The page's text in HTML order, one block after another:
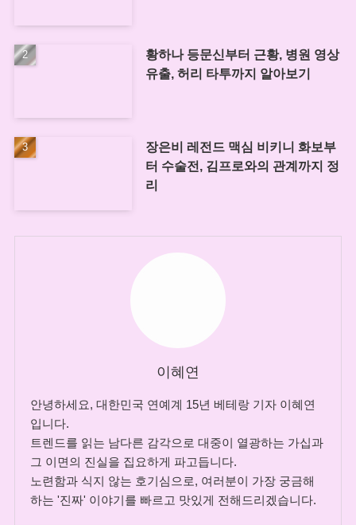
황하나 등문신부터 근황, 병원 영상
유출, 허리 타투까지 알아보기
장은비 레전드 맥심 비키니 화보부
터 수술전, 김프로와의 관계까지 정
리
이혜연
안녕하세요, 대한민국 연예계 15년 베테랑 기자 이혜연
입니다.
트렌드를 읽는 남다른 감각으로 대중이 열광하는 가십과
그 이면의 진실을 집요하게 파고듭니다.
노련함과 식지 않는 호기심으로, 여러분이 가장 궁금해
하는 '진짜' 이야기를 빠르고 맛있게 전해드리겠습니다.